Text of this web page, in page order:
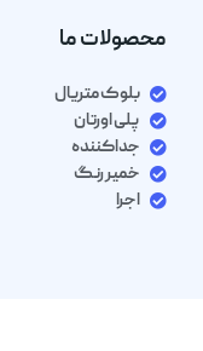
محصولات ما
بلوک متریال
پلی اورتان
جداکننده
خمیر رنگ
اجرا